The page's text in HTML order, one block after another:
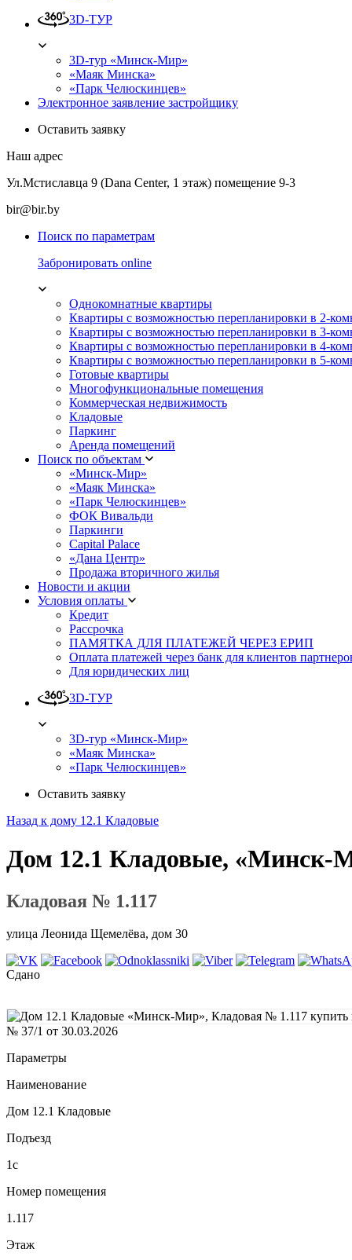
3D-ТУР
3D-тур «Минск-Мир»
«Маяк Минска»
«Парк Челюскинцев»
Электронное заявление застройщику
Оставить заявку
Наш адрес
Ул.Мстиславца 9 (Dana Center, 1 этаж) помещение 9-3
bir@bir.by
Поиск по параметрам
Забронировать online
Однокомнатные квартиры
Квартиры с возможностью перепланировки в 2-
Квартиры с возможностью перепланировки в 3-
Квартиры с возможностью перепланировки в 4-
Квартиры с возможностью перепланировки в 5-
Готовые квартиры
Многофункциональные помещения
Коммерческая недвижимость
Кладовые
Паркинг
Аренда помещений
Поиск по объектам
«Минск-Мир»
«Маяк Минска»
«Парк Челюскинцев»
ФОК Вивальди
Паркинги
Capital Palace
«Дана Центр»
Продажа вторичного жилья
Новости и акции
Условия оплаты
Кредит
Рассрочка
ПАМЯТКА ДЛЯ ПЛАТЕЖЕЙ ЧЕРЕЗ ЕРИП
Оплата платежей через банк для клиентов
Для юридических лиц
3D-ТУР
3D-тур «Минск-Мир»
«Маяк Минска»
«Парк Челюскинцев»
Оставить заявку
Назад к дому 12.1 Кладовые
Дом 12.1 Кладовые, «Минск-
Кладовая № 1.117
улица Леонида Щемелёва, дом 30
Сдано
№ 37/1 от 30.03.2026
Параметры
Наименование
Дом 12.1 Кладовые
Подъезд
1с
Номер помещения
1.117
Этаж